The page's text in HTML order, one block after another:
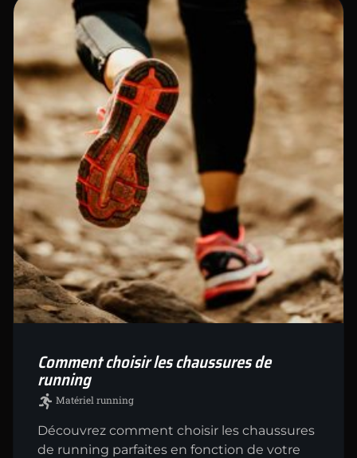
Comment choisir les chaussures de
running
Matériel running
Découvrez comment choisir les chaussures
de running parfaites en fonction de votre